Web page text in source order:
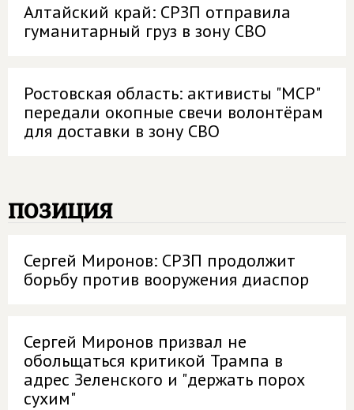
Алтайский край: СРЗП отправила
гуманитарный груз в зону СВО
Ростовская область: активисты "МСР"
передали окопные свечи волонтёрам
для доставки в зону СВО
позиция
Сергей Миронов: СРЗП продолжит
борьбу против вооружения диаспор
Сергей Миронов призвал не
обольщаться критикой Трампа в
адрес Зеленского и "держать порох
сухим"